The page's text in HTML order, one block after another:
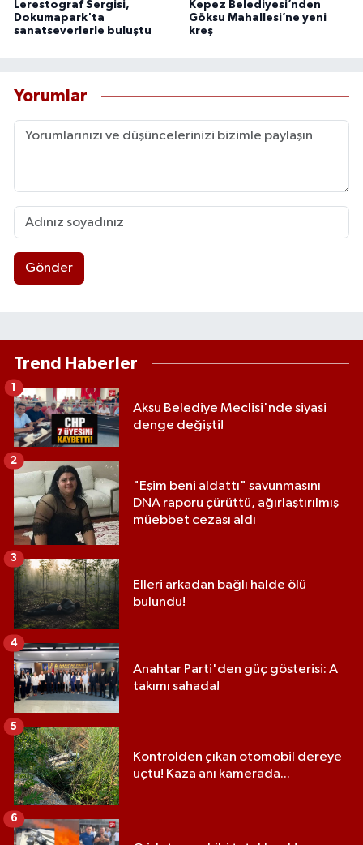
Lerestograf Sergisi,
Dokumapark'ta
sanatseverlerle buluştu
Kepez Belediyesi’nden
Göksu Mahallesi’ne yeni
kreş
Yorumlar
Gönder
Trend Haberler
Aksu Belediye Meclisi'nde siyasi
denge değişti!
1
"Eşim beni aldattı" savunmasını
DNA raporu çürüttü, ağırlaştırılmış
müebbet cezası aldı
2
Elleri arkadan bağlı halde ölü
bulundu!
3
Anahtar Parti'den güç gösterisi: A
takımı sahada!
4
Kontrolden çıkan otomobil dereye
uçtu! Kaza anı kamerada...
5
6